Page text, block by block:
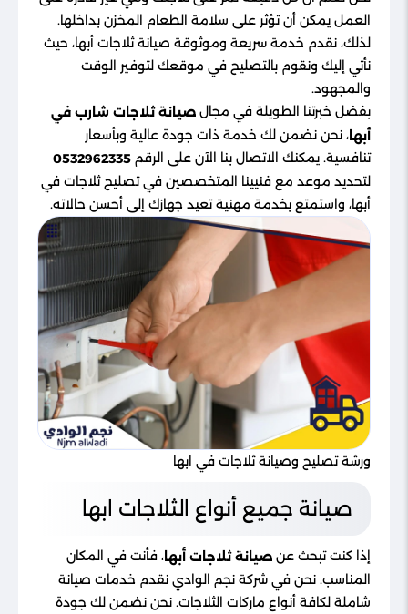
العمل يمكن أن تؤثر على سلامة الطعام المخزن بداخلها.
لذلك، نقدم خدمة سريعة وموثوقة صيانة ثلاجات أبها، حيث
نأتي إليك ونقوم بالتصليح في موقعك لتوفير الوقت
والمجهود.
بفضل خبرتنا الطويلة في مجال صيانة ثلاجات شارب في
أبها، نحن نضمن لك خدمة ذات جودة عالية وبأسعار
تنافسية. يمكنك الاتصال بنا الآن على الرقم 0532962335
لتحديد موعد مع فنيينا المتخصصين في تصليح ثلاجات في
أبها، واستمتع بخدمة مهنية تعيد جهازك إلى أحسن حالاته.
ورشة تصليح وصيانة ثلاجات في ابها
صيانة جميع أنواع الثلاجات ابها
إذا كنت تبحث عن صيانة ثلاجات أبها، فأنت في المكان
المناسب. نحن في شركة نجم الوادي نقدم خدمات صيانة
شاملة لكافة أنواع ماركات الثلاجات. نحن نضمن لك جودة